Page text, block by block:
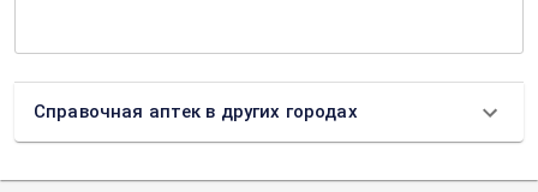
Справочная аптек в других городах